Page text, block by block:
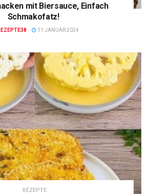
mit Biersauce, Einfach
Schmakofatz!
11 JANUAR 2024
REZEPTE